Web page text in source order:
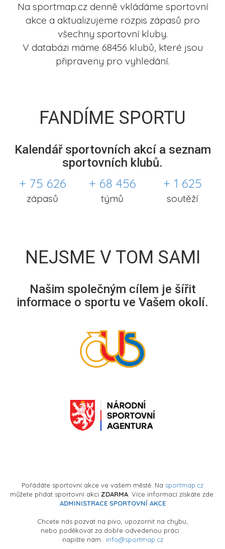
Na sportmap.cz denně vkládáme sportovní
akce a aktualizujeme rozpis zápasů pro
všechny sportovní kluby.
V databázi máme 68456 klubů, které jsou
připraveny pro vyhledání.
FANDÍME SPORTU
Kalendář sportovních akcí a seznam
sportovních klubů.
+ 75 626
zápasů
+ 68 456
týmů
+ 1 625
soutěží
NEJSME V TOM SAMI
Našim společným cílem je šířit
informace o sportu ve Vašem okolí.
Pořádáte sportovní akce ve vašem městě. Na sportmap.cz
můžete přidat sportovní akci ZDARMA . Více informací získáte zde:
ADMINISTRACE SPORTOVNÍ AKCE
Chcete nás pozvat na pivo, upozornit na chybu,
nebo poděkovat za dobře odvedenou práci ..
napište nám.. info@sportmap.cz